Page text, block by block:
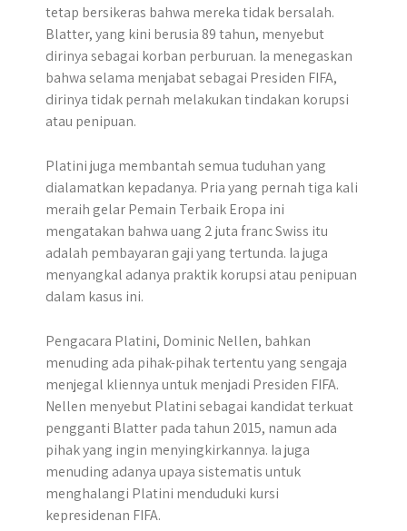
tetap bersikeras bahwa mereka tidak bersalah.
Blatter, yang kini berusia 89 tahun, menyebut
dirinya sebagai korban perburuan. Ia menegaskan
bahwa selama menjabat sebagai Presiden FIFA,
dirinya tidak pernah melakukan tindakan korupsi
atau penipuan.
Platini juga membantah semua tuduhan yang
dialamatkan kepadanya. Pria yang pernah tiga kali
meraih gelar Pemain Terbaik Eropa ini
mengatakan bahwa uang 2 juta franc Swiss itu
adalah pembayaran gaji yang tertunda. Ia juga
menyangkal adanya praktik korupsi atau penipuan
dalam kasus ini.
Pengacara Platini, Dominic Nellen, bahkan
menuding ada pihak-pihak tertentu yang sengaja
menjegal kliennya untuk menjadi Presiden FIFA.
Nellen menyebut Platini sebagai kandidat terkuat
pengganti Blatter pada tahun 2015, namun ada
pihak yang ingin menyingkirkannya. Ia juga
menuding adanya upaya sistematis untuk
menghalangi Platini menduduki kursi
kepresidenan FIFA.